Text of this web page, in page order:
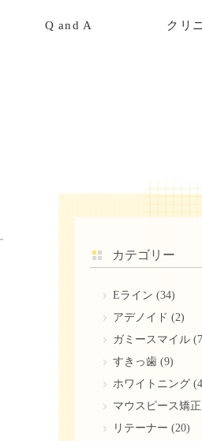
Q and A クリ
カテゴリー
Eライン (34)
アデノイド (2)
ガミースマイル
すきっ歯(9)
ホワイトニング
マウスピース矯正
リテーナー (20)